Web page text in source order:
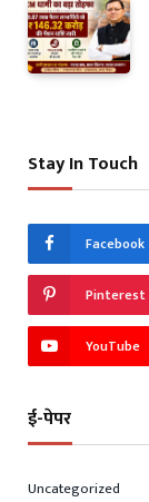
Stay In Touch
Facebook
Pinterest
YouTube
ई-पेपर
Uncategorized